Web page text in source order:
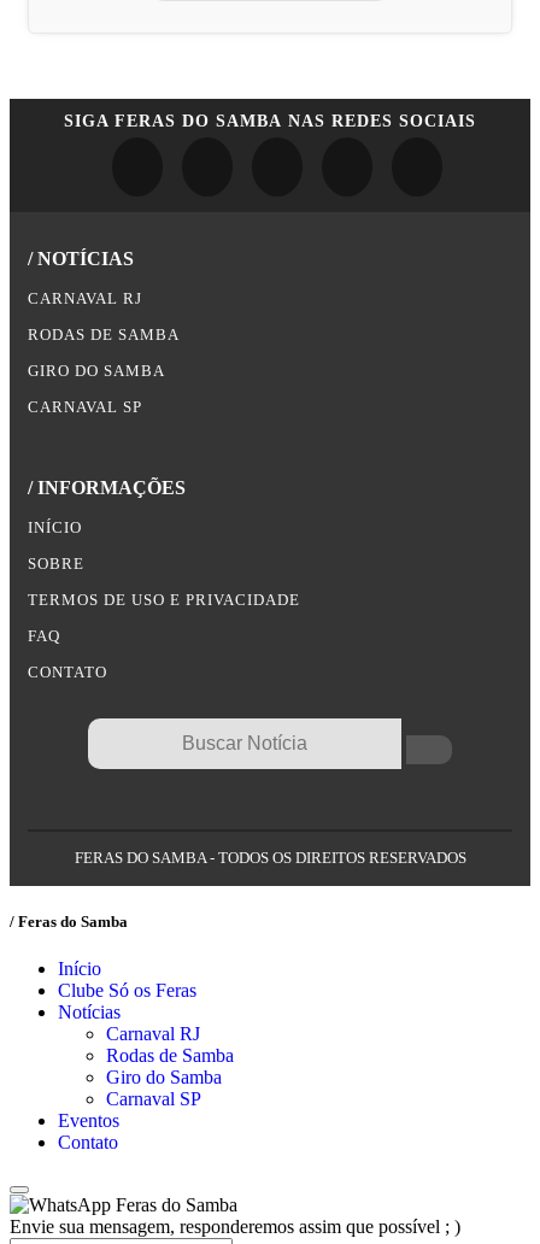
SIGA FERAS DO SAMBA NAS REDES SOCIAIS
/ NOTÍCIAS
CARNAVAL RJ
RODAS DE SAMBA
GIRO DO SAMBA
CARNAVAL SP
/ INFORMAÇÕES
INÍCIO
SOBRE
TERMOS DE USO E PRIVACIDADE
FAQ
CONTATO
FERAS DO SAMBA - TODOS OS DIREITOS RESERVADOS
/ Feras do Samba
Início
Clube Só os Feras
Notícias
Carnaval RJ
Rodas de Samba
Giro do Samba
Carnaval SP
Eventos
Contato
Feras do Samba
Envie sua mensagem, responderemos assim que possível ; )